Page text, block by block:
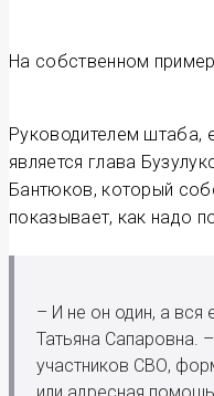
На собственном
Руководителем штаба,
является глава
Бантюков, который
показывает, как надо
– И не он один, а вся
Татьяна Сапаровна.
участников СВО,